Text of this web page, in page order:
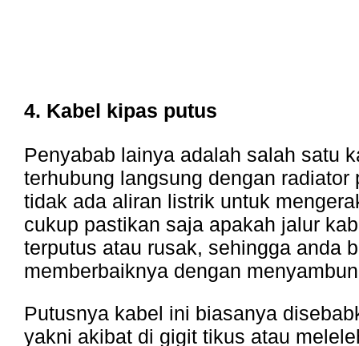
4. Kabel kipas putus
Penyabab lainya adalah salah satu
terhubung langsung dengan radiator
tidak ada aliran listrik untuk
cukup pastikan saja apakah jalur
terputus atau rusak, sehingga anda
memberbaiknya dengan
Putusnya kabel ini biasanya
yakni akibat di gigit tikus atau